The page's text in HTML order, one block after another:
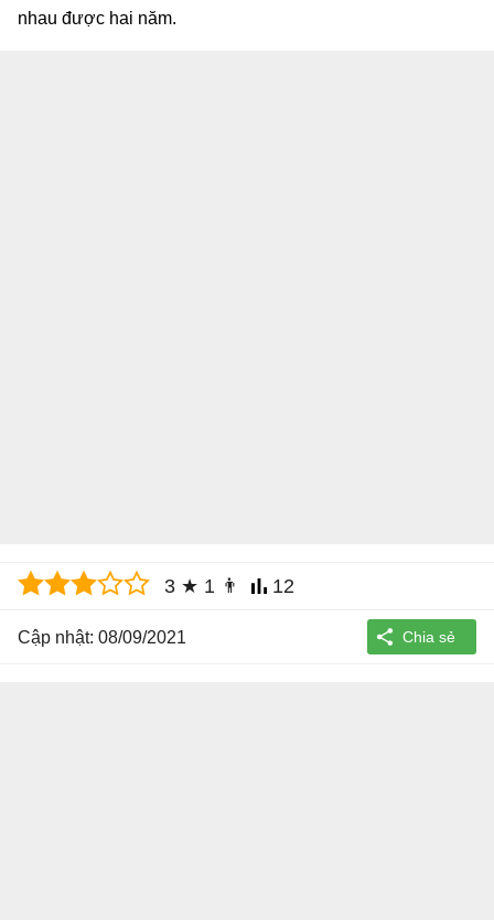
nhau được hai năm.
3 ★ 1 👨 12
Cập nhật: 08/09/2021